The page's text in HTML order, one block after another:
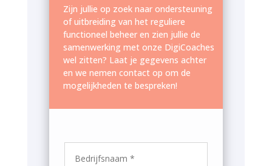
Zijn jullie op zoek naar ondersteuning
of uitbreiding van het reguliere
functioneel beheer en zien jullie de
samenwerking met onze DigiCoaches
wel zitten? Laat je gegevens achter
en we nemen contact op om de
mogelijkheden te bespreken!